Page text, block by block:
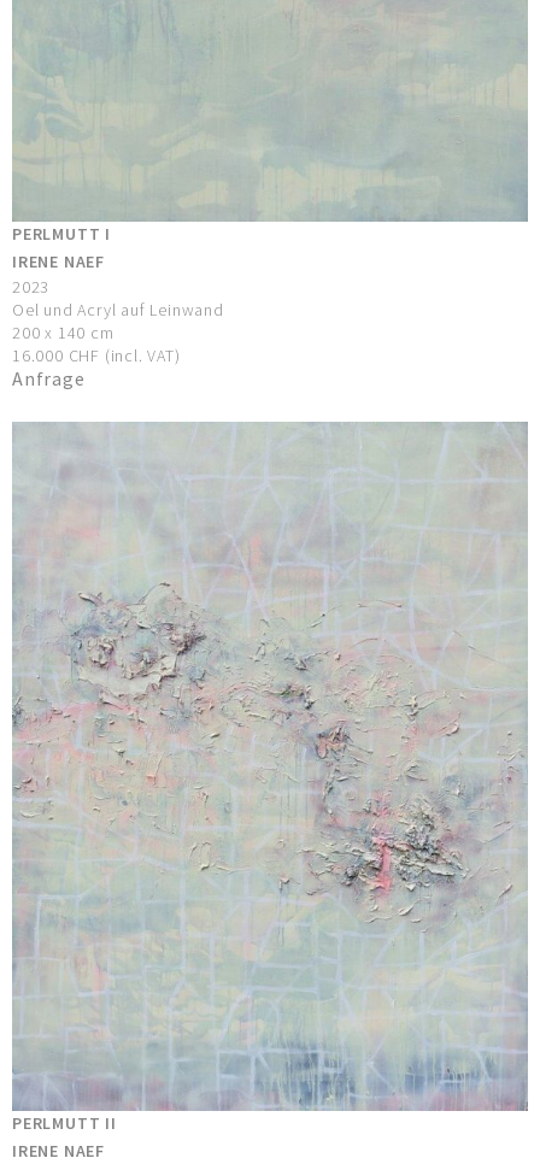
PERLMUTT I
IRENE NAEF
2023
Oel und Acryl auf Leinwand
200 x 140 cm
16.000 CHF (incl. VAT)
Anfrage
PERLMUTT II
IRENE NAEF